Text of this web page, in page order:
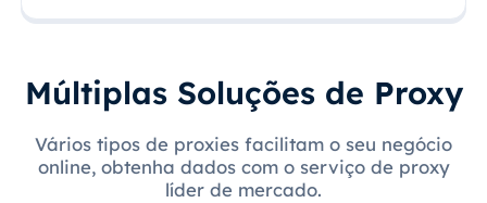
Múltiplas Soluções de Proxy
Vários tipos de proxies facilitam o seu negócio
online, obtenha dados com o serviço de proxy
líder de mercado.